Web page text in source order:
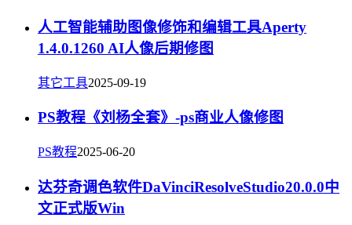
人工智能辅助图像修饰和编辑工具Aperty
1.4.0.1260 AI人像后期修图
其它工具2025-09-19
PS教程《刘杨全套》-ps商业人像修图
PS教程2025-06-20
达芬奇调色软件DaVinciResolveStudio20.0.0中
文正式版Win